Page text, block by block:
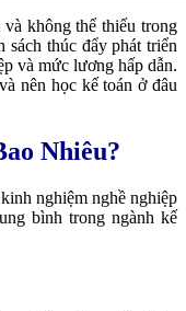
không thể thiếu trong
sách thúc đẩy phát triển
và mức lương hấp dẫn.
nên học kế toán ở đâu
Nhiêu?
nghiệm nghề nghiệp
bình trong ngành kế